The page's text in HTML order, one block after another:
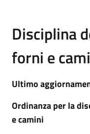
Disciplina
forni e
Ultimo
Ordinanza per la
e camini